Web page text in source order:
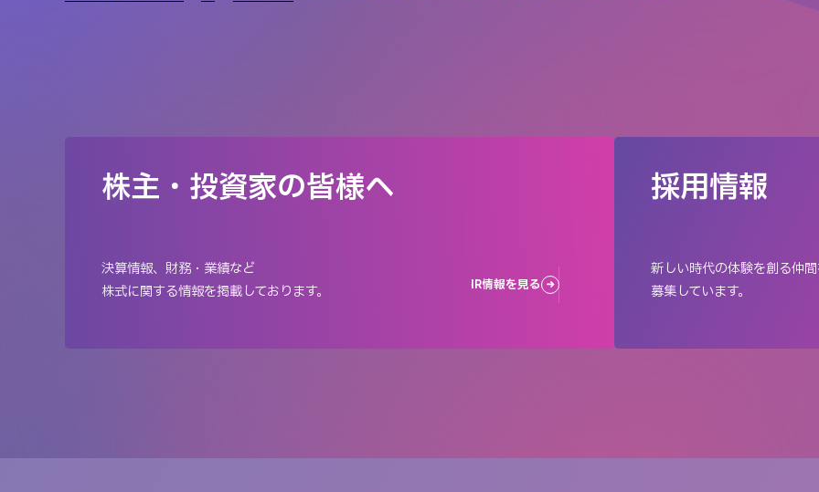
株主・投資家の皆様へ
決算情報、財務・業績など
株式に関する情報を掲載しております。
IR情報を見る
採用情報
新しい時代の体験を創る仲
募集しています。